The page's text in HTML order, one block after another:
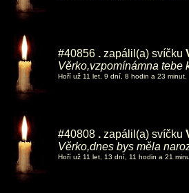
#40856 . zapálil(a) svíčku
Věrko,vzpomínámna tebe
Hoří už 11 let, 9 dní, 8 hodin a 23 minut.
#40808 . zapálil(a) svíčku
Věrko,dnes bys měla
Hoří už 11 let, 13 dní, 11 hodin a 21